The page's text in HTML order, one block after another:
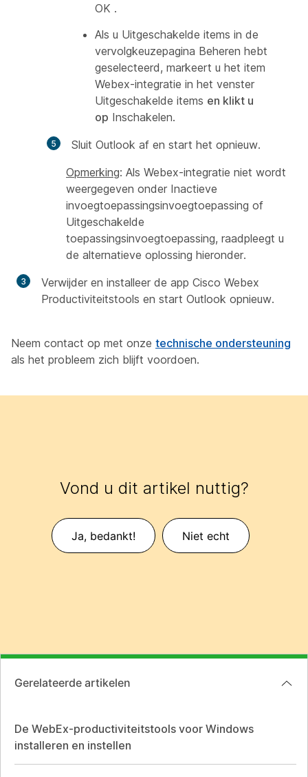
OK .
Als u Uitgeschakelde items in de
vervolgkeuzepagina Beheren hebt
geselecteerd, markeert u het item
Webex-integratie in het venster
Uitgeschakelde items en klikt u
op Inschakelen.
Sluit Outlook af en start het opnieuw.
Opmerking: Als Webex-integratie niet wordt
weergegeven onder Inactieve
invoegtoepassingsinvoegtoepassing of
Uitgeschakelde
toepassingsinvoegtoepassing, raadpleegt u
de alternatieve oplossing hieronder.
Verwijder en installeer de app Cisco Webex
Productiviteitstools en start Outlook opnieuw.
Neem contact op met onze technische ondersteuning
als het probleem zich blijft voordoen.
Vond u dit artikel nuttig?
Ja, bedankt! Niet echt
Gerelateerde artikelen
De WebEx-productiviteitstools voor Windows
installeren en instellen